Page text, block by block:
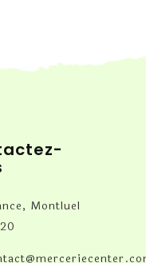
Montluel